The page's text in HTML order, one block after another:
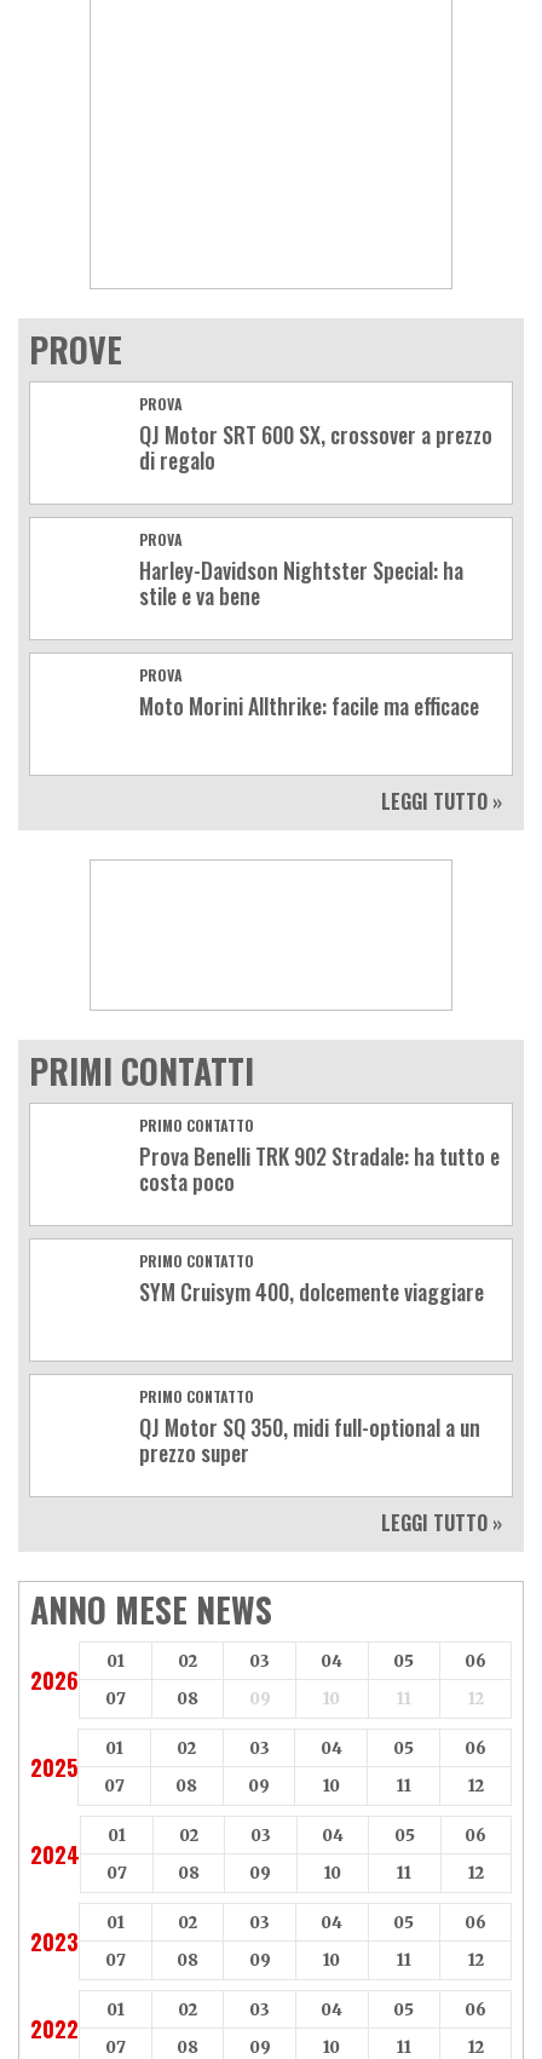
PROVE
PROVA
QJ Motor SRT 600 SX, crossover a prezzo
di regalo
PROVA
Harley-Davidson Nightster Special: ha
stile e va bene
PROVA
Moto Morini Allthrike: facile ma efficace
LEGGI TUTTO »
PRIMI CONTATTI
PRIMO CONTATTO
Prova Benelli TRK 902 Stradale: ha tutto e
costa poco
PRIMO CONTATTO
SYM Cruisym 400, dolcemente viaggiare
PRIMO CONTATTO
QJ Motor SQ 350, midi full-optional a un
prezzo super
LEGGI TUTTO »
ANNO MESE NEWS
2026
01 02 03 04 05
06
07
08 09 10 11 12
2025
01 02 03 04 05
06
07
08 09 10 11 12
2024
01 02 03 04 05
06
07
08 09 10 11 12
2023
01 02 03 04 05
06
07
08 09 10 11 12
2022
01 02 03 04 05
06
07
08 09 10 11 12